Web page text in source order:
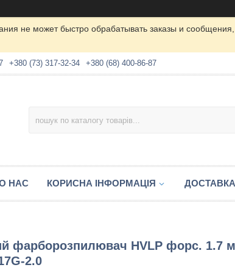
не может быстро обрабатывать заказы и
+380 (73) 317-32-34 +380 (68) 400-86-87
НАС КОРИСНА ІНФОРМАЦІЯ
фарборозпилювач HVLP форс. 1.7
2.0